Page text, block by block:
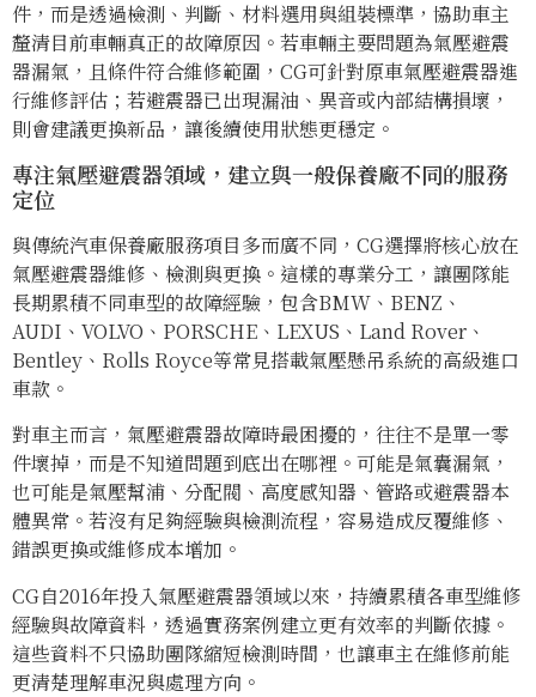
件，而是透過檢測、判斷、材料選用與組裝標準，協助車主
釐清目前車輛真正的故障原因。若車輛主要問題為氣壓避震
器漏氣，且條件符合維修範圍，CG可針對原車氣壓避震器進
行維修評估；若避震器已出現漏油、異音或內部結構損壞，
則會建議更換新品，讓後續使用狀態更穩定。
專注氣壓避震器領域，建立與一般保養廠不同的服務
定位
與傳統汽車保養廠服務項目多而廣不同，CG選擇將核心放在
氣壓避震器維修、檢測與更換。這樣的專業分工，讓團隊能
長期累積不同車型的故障經驗，包含BMW、BENZ、
AUDI、VOLVO、PORSCHE、LEXUS、Land Rover、
Bentley、Rolls Royce等常見搭載氣壓懸吊系統的高級進口
車款。
對車主而言，氣壓避震器故障時最困擾的，往往不是單一零
件壞掉，而是不知道問題到底出在哪裡。可能是氣囊漏氣，
也可能是氣壓幫浦、分配閥、高度感知器、管路或避震器本
體異常。若沒有足夠經驗與檢測流程，容易造成反覆維修、
錯誤更換或維修成本增加。
CG自2016年投入氣壓避震器領域以來，持續累積各車型維修
經驗與故障資料，透過實務案例建立更有效率的判斷依據。
這些資料不只協助團隊縮短檢測時間，也讓車主在維修前能
更清楚理解車況與處理方向。